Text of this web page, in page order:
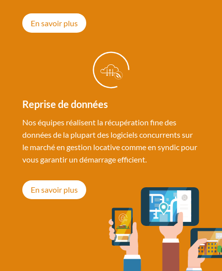
En savoir plus
Reprise de données
Nos équipes réalisent la récupération fine des
données de la plupart des logiciels concurrents sur
le marché en gestion locative comme en syndic pour
vous garantir un démarrage efficient.
En savoir plus